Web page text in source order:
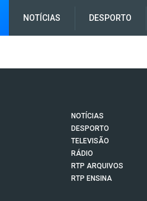
NOTÍCIAS DESPORTO
NOTÍCIAS
DESPORTO
TELEVISÃO
RÁDIO
RTP ARQUIVOS
RTP ENSINA